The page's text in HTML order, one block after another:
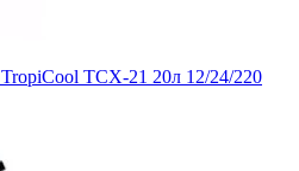
TCX-21 20л 12/24/220